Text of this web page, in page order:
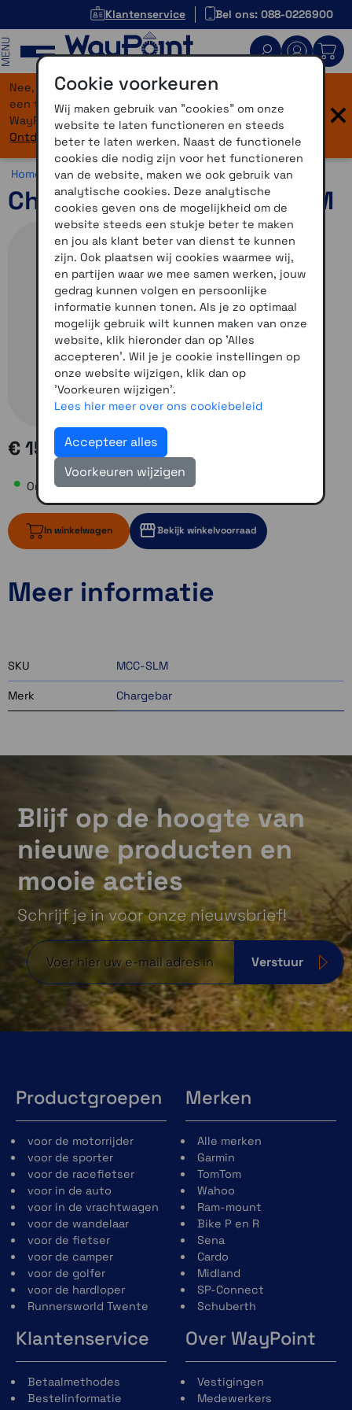
Klantenservice Bel ons: 088-0226900
Nee, je bent niet verdwaald! Onze website heeft
een flinke upgrade gekregen. Dezelfde vertrouwde
WayPoint-service, maar dan in een modern jasje.
Ontdek hier wat er allemaal nieuw is.
×
Home >Motor >Smartphone > Overig
Chargebar beugels maat M
€ 15,00
Online voorraad: 1
In winkelwagen Bekijk winkelvoorraad
1 op voorraad
Momenteel even niet op voorraad
Meer informatie
SKU MCC-SLM
Merk Chargebar
Blijf op de hoogte van
nieuwe producten en
mooie acties
Schrijf je in voor onze nieuwsbrief!
Verstuur
Productgroepen
voor de motorrijder
voor de sporter
voor de racefietser
voor in de auto
voor in de vrachtwagen
voor de wandelaar
voor de fietser
voor de camper
voor de golfer
voor de hardloper
Runnersworld Twente
Merken
Alle merken
Garmin
TomTom
Wahoo
Ram-mount
Bike P en R
Sena
Cardo
Midland
SP-Connect
Schuberth
Klantenservice
Betaalmethodes
Bestelinformatie
Over WayPoint
Vestigingen
Medewerkers
Cookie voorkeuren
Wij maken gebruik van "cookies" om onze
website te laten functioneren en steeds
beter te laten werken. Naast de functionele
cookies die nodig zijn voor het functioneren
van de website, maken we ook gebruik van
analytische cookies. Deze analytische
cookies geven ons de mogelijkheid om de
website steeds een stukje beter te maken
en jou als klant beter van dienst te kunnen
zijn. Ook plaatsen wij cookies waarmee wij,
en partijen waar we mee samen werken, jouw
gedrag kunnen volgen en persoonlijke
informatie kunnen tonen. Als je zo optimaal
mogelijk gebruik wilt kunnen maken van onze
website, klik hieronder dan op 'Alles
accepteren'. Wil je je cookie instellingen op
onze website wijzigen, klik dan op
'Voorkeuren wijzigen'.
Lees hier meer over ons cookiebeleid
Accepteer alles
Voorkeuren wijzigen